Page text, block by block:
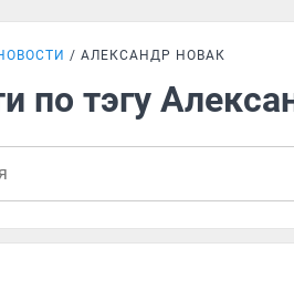
АЛЕКСАНДР НОВАК
по тэгу